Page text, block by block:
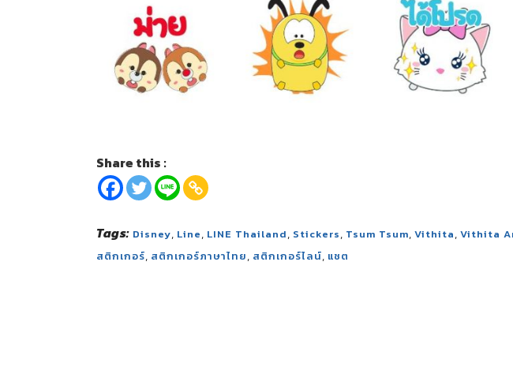
Share this :
Tags: Disney, Line, LINE Thailand, Stickers, Tsum Tsum, Vithita, Vithita
สติกเกอร์, สติกเกอร์ภาษาไทย, สติกเกอร์ไลน์, แชต